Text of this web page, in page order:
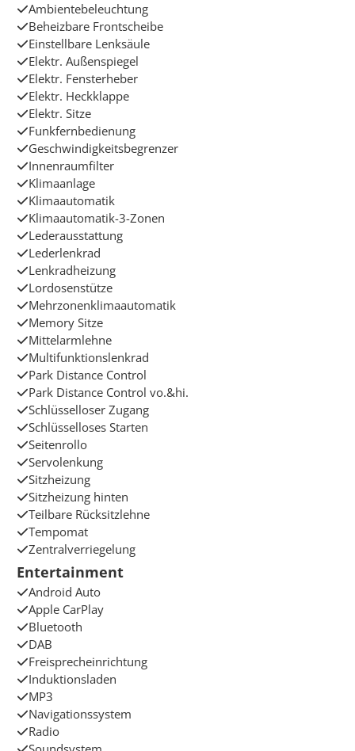
Ambientebeleuchtung
Beheizbare Frontscheibe
Einstellbare Lenksäule
Elektr. Außenspiegel
Elektr. Fensterheber
Elektr. Heckklappe
Elektr. Sitze
Funkfernbedienung
Geschwindigkeitsbegrenzer
Innenraumfilter
Klimaanlage
Klimaautomatik
Klimaautomatik-3-Zonen
Lederausstattung
Lederlenkrad
Lenkradheizung
Lordosenstütze
Mehrzonenklimaautomatik
Memory Sitze
Mittelarmlehne
Multifunktionslenkrad
Park Distance Control
Park Distance Control vo.&hi.
Schlüsselloser Zugang
Schlüsselloses Starten
Seitenrollo
Servolenkung
Sitzheizung
Sitzheizung hinten
Teilbare Rücksitzlehne
Tempomat
Zentralverriegelung
Entertainment
Android Auto
Apple CarPlay
Bluetooth
DAB
Freisprecheinrichtung
Induktionsladen
MP3
Navigationssystem
Radio